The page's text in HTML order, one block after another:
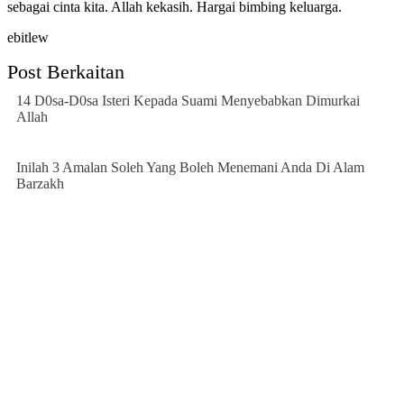
sebagai cinta kita. Allah kekasih. Hargai bimbing keluarga.
ebitlew
Post Berkaitan
14 D0sa-D0sa Isteri Kepada Suami Menyebabkan Dimurkai
Allah
Inilah 3 Amalan Soleh Yang Boleh Menemani Anda Di Alam
Barzakh